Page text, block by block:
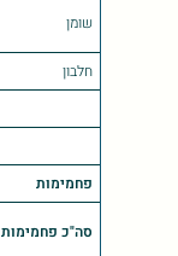
שומן
חלבון
פחמימות
סה"כ פחמימות